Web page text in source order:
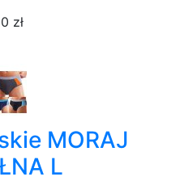
zł
MORAJ
L